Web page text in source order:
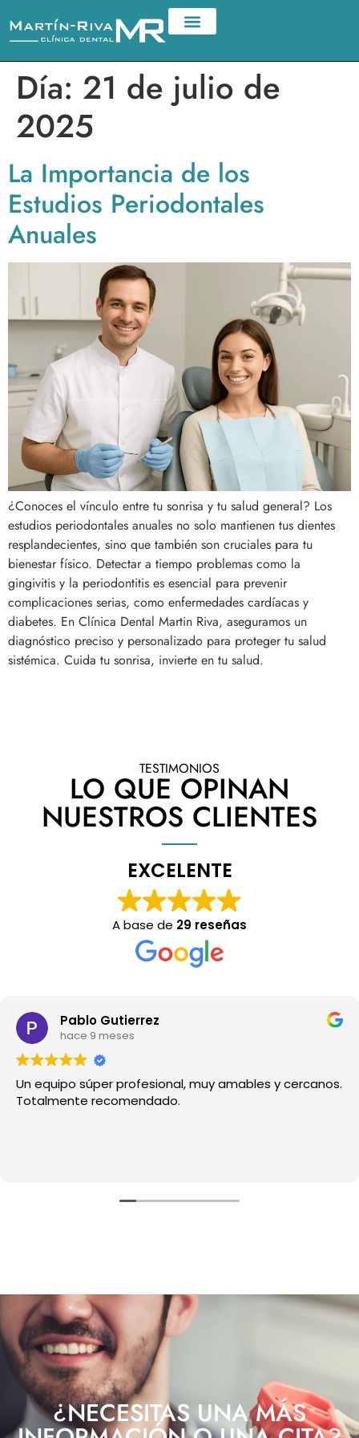
Día: 21 de julio de
2025
La Importancia de los
Estudios Periodontales
Anuales
¿Conoces el vínculo entre tu sonrisa y tu salud general? Los
estudios periodontales anuales no solo mantienen tus dientes
resplandecientes, sino que también son cruciales para tu
bienestar físico. Detectar a tiempo problemas como la
gingivitis y la periodontitis es esencial para prevenir
complicaciones serias, como enfermedades cardíacas y
diabetes. En Clínica Dental Martin Riva, aseguramos un
diagnóstico preciso y personalizado para proteger tu salud
sistémica. Cuida tu sonrisa, invierte en tu salud.
TESTIMONIOS
LO QUE OPINAN
NUESTROS CLIENTES
EXCELENTE
A base de 29 reseñas
Pablo Gutierrez
hace 9 meses
Un equipo súper profesional, muy amables y cercanos.
Totalmente recomendado.
¿NECESITAS UNA MÁS